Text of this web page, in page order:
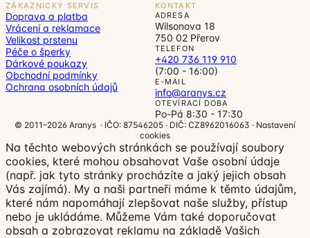
ZÁKAZNICKÝ SERVIS
Doprava a platba
Vrácení a reklamace
Velikost prstenu
Péče o šperky
Dárkové poukazy
Obchodní podmínky
Ochrana osobních údajů
KONTAKT
ADRESA
Wilsonova 18
750 02 Přerov
TELEFON
+420 736 119 910
(7:00 - 16:00)
E-MAIL
info@aranys.cz
OTEVÍRACÍ DOBA
Po-Pá 8:30 - 17:30
© 2011–2026 Aranys · IČO: 87546205 · DIČ: CZ8962016063 · Nastavení
cookies
Na těchto webových stránkách se používají soubory
cookies, které mohou obsahovat Vaše osobní údaje
(např. jak tyto stránky procházíte a jaký jejich obsah
Vás zajímá). My a naši partneři máme k těmto údajům,
které nám napomáhají zlepšovat naše služby, přístup
nebo je ukládáme. Můžeme Vám také doporučovat
obsah a zobrazovat reklamu na základě Vašich